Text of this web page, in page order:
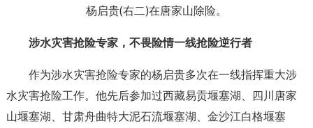
杨启贵(右二)在唐家山除险。
涉水灾害抢险专家，不畏险情一线抢险逆行者
作为涉水灾害抢险专家的杨启贵多次在一线指挥重大涉
水灾害抢险工作。他先后参加过西藏易贡堰塞湖、四川唐家
山堰塞湖、甘肃舟曲特大泥石流堰塞湖、金沙江白格堰塞